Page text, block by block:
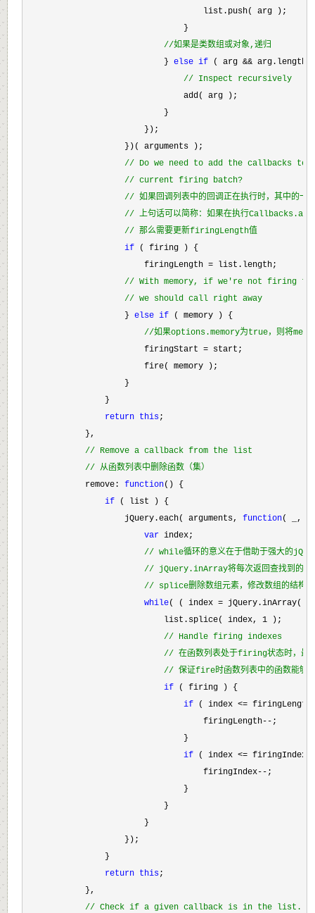
                                    list.push( arg );
                                }
//如果是类数组或对象,递归
                            }
else if ( arg && arg.length
// Inspect recursively
                                add( arg );
                            }
                        });
                    })( arguments );
// Do we need to add the callbacks to
// current firing batch?
// 如果回调列表中的回调正在执行时，其中的
// 上句话可以简称：如果在执行
// 那么需要更新firingLength值
if ( firing ) {
                        firingLength
= list.length;
// With memory, if we're not firing
// we should call right away
                    }
else if ( memory ) {
//如果options.memory为true，则将
                        firingStart =
start;
                        fire( memory );
                    }
                }
return this;
            },
// Remove a callback from the list
// 从函数列表中删除函数（集）
            remove:
function() {
if ( list ) {
                    jQuery.each( arguments,
function( _,
var index;
// while循环的意义在于借助于强大的
// jQuery.inArray将每次返回查找到的元
// splice删除数组元素，修改数组的结构
while( ( index =
                            list.splice( index,
1 );
// Handle firing indexes
// 在函数列表处于firing状态时，
// 保证fire时函数列表中的函数能够
if ( firing ) {
if ( index <=
                                    firingLength
-- ;
                                }
if ( index <= firingIndex
                                    firingIndex
-- ;
                                }
                            }
                        }
                    });
                }
return this;
            },
// Check if a given callback is in the list.